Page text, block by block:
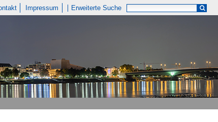
Impressum Erweiterte Suche